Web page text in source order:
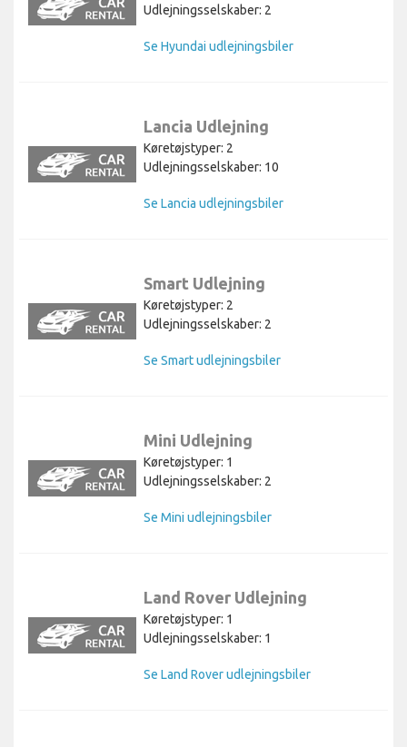
Udlejningsselskaber: 2
Se Hyundai udlejningsbiler
Lancia Udlejning
Køretøjstyper: 2
Udlejningsselskaber: 10
Se Lancia udlejningsbiler
Smart Udlejning
Køretøjstyper: 2
Udlejningsselskaber: 2
Se Smart udlejningsbiler
Mini Udlejning
Køretøjstyper: 1
Udlejningsselskaber: 2
Se Mini udlejningsbiler
Land Rover Udlejning
Køretøjstyper: 1
Udlejningsselskaber: 1
Se Land Rover udlejningsbiler